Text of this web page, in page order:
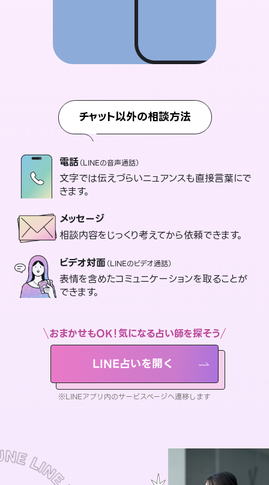
チャット以外の相談方法
電話（LINEの音声通話）
文字では伝えづらいニュアンスも直接言葉にで
きます。
メッセージ
相談内容をじっくり考えてから依頼できます。
ビデオ対面（LINEのビデオ通話）
表情を含めたコミュニケーションを取ることが
できます。
おまかせもOK！気になる占い師を探そう
LINE占いを開く
※LINEアプリ内のサービスページへ遷移します